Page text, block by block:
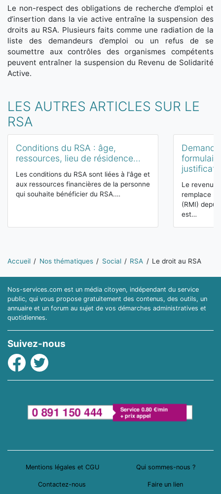
Le non-respect des obligations de recherche d’emploi et
d’insertion dans la vie active entraîne la suspension des
droits au RSA. Plusieurs faits comme une radiation de la
liste des demandeurs d’emploi ou un refus de se
soumettre aux contrôles des organismes compétents
peuvent entraîner la suspension du Revenu de Solidarité
Active.
LES AUTRES ARTICLES SUR LE
RSA
Conditions du RSA : âge,
ressources, lieu de résidence...
Les conditions du RSA sont liées à l'âge et
aux ressources financières de la personne
qui souhaite bénéficier du RSA.…
Le revenu
remplace le
(RMI)
est…
Vous êtes ici:
Accueil Nos thématiques Social RSA Le droit au RSA
Nos-services.com est un média citoyen, indépendant du service
public, qui vous propose gratuitement des contenus, des outils, un
annuaire et un forum au sujet de vos démarches administratives et
quotidiennes.
Suivez-nous
Facebook
Twitter
Mentions légales et CGU Qui sommes-nous ?
Contactez-nous Faire un lien